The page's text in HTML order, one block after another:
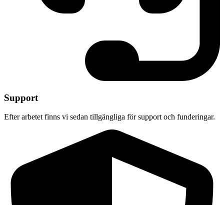
Support
Efter arbetet finns vi sedan tillgängliga för support och funderingar.